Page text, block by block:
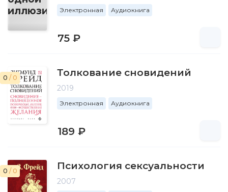
Электронная Аудиокнига
75 ₽
0 / 0 Толкование сновидений
2019
Электронная Аудиокнига
189 ₽
0 / 0 Психология сексуальности
2007